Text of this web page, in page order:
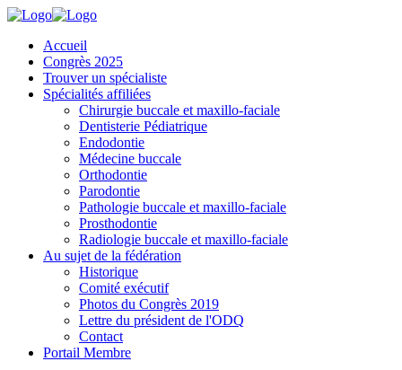
Accueil
Congrès 2025
Trouver un spécialiste
Spécialités affiliées
Chirurgie buccale et maxillo-faciale
Dentisterie Pédiatrique
Endodontie
Médecine buccale
Orthodontie
Parodontie
Pathologie buccale et maxillo-faciale
Prosthodontie
Radiologie buccale et maxillo-faciale
Au sujet de la fédération
Historique
Comité exécutif
Photos du Congrès 2019
Lettre du président de l'ODQ
Contact
Portail Membre